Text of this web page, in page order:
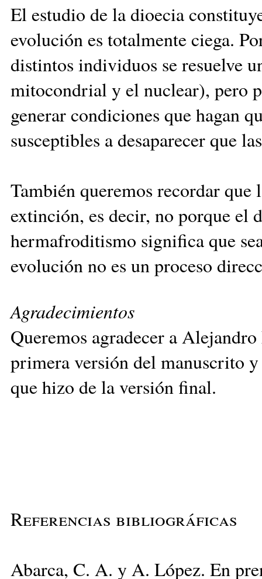
El estudio de la dioecia
evolución es totalmente ciega.
distintos individuos se resuelve
mitocondrial y el nuclear), pero
generar condiciones que hagan
susceptibles a desaparecer que
También queremos recordar
extinción, es decir, no porque el
hermafroditismo significa que
evolución no es un proceso
Agradecimientos
Queremos agradecer a
primera versión del manuscrito
que hizo de la versión final.
Referencias bibliográficas
Abarca, C. A. y A. López. En